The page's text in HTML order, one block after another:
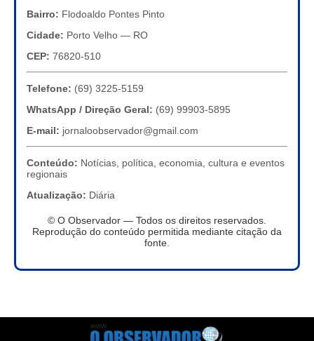
Bairro: Flodoaldo Pontes Pinto
Cidade: Porto Velho — RO
CEP: 76820-510
Telefone: (69) 3225-5159
WhatsApp / Direção Geral: (69) 99903-5895
E-mail: jornaloobservador@gmail.com
Conteúdo: Notícias, política, economia, cultura e eventos
regionais
Atualização: Diária
© O Observador — Todos os direitos reservados.
Reprodução do conteúdo permitida mediante citação da
fonte.